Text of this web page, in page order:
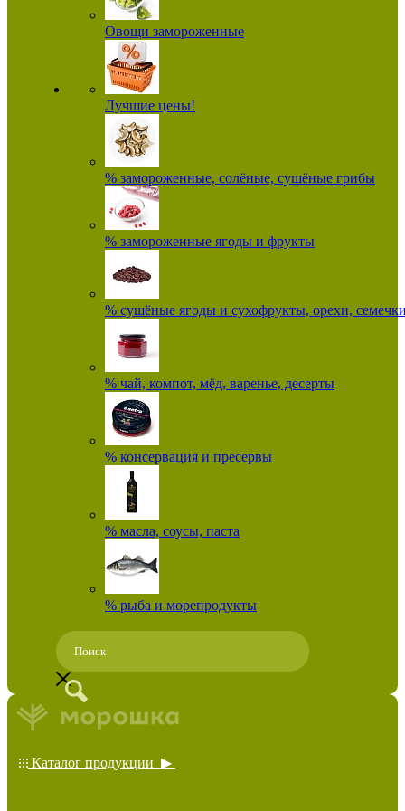
Овощи замороженные
Лучшие цены!
% замороженные, солёные, сушёные грибы
% замороженные ягоды и фрукты
% сушёные ягоды и сухофрукты, орехи,
% чай, компот, мёд, варенье, десерты
% консервация и пресервы
% масла, соусы, паста
% рыба и морепродукты
Каталог продукции ▶